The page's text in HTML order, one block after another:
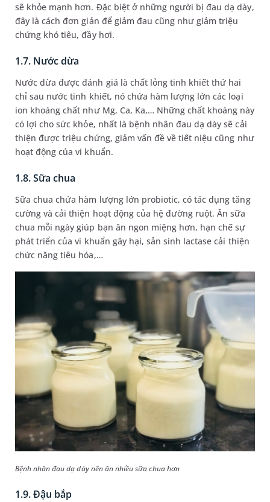
sẽ khỏe mạnh hơn. Đặc biệt ở những người bị đau dạ dày,
đây là cách đơn giản để giảm đau cũng như giảm triệu
chứng khó tiêu, đầy hơi.
1.7. Nước dừa
Nước dừa được đánh giá là chất lỏng tinh khiết thứ hai
chỉ sau nước tinh khiết, nó chứa hàm lượng lớn các loại
ion khoáng chất như Mg, Ca, Ka,… Những chất khoáng này
có lợi cho sức khỏe, nhất là bệnh nhân đau dạ dày sẽ cải
thiện được triệu chứng, giảm vấn đề về tiết niệu cũng như
hoạt động của vi khuẩn.
1.8. Sữa chua
Sữa chua chứa hàm lượng lớn probiotic, có tác dụng tăng
cường và cải thiện hoạt động của hệ đường ruột. Ăn sữa
chua mỗi ngày giúp bạn ăn ngon miệng hơn, hạn chế sự
phát triển của vi khuẩn gây hại, sản sinh lactase cải thiện
chức năng tiêu hóa,…
Bệnh nhân đau dạ dày nên ăn nhiều sữa chua hơn
1.9. Đậu bắp